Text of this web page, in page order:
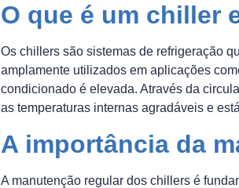
O que é um chiller
Os chillers são sistemas de refrigeração
amplamente utilizados em aplicações
condicionado é elevada. Através da
as temperaturas internas agradáveis e
A importância da
A manutenção regular dos chillers é